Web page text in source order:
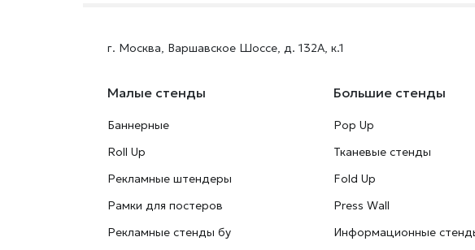
г. Москва, Варшавское Шоссе, д. 132А, к.1
Малые стенды
Баннерные
Roll Up
Рекламные штендеры
Рамки для постеров
Рекламные стенды бу
Большие стенды
Pop Up
Тканевые стенды
Fold Up
Press Wall
Информационные